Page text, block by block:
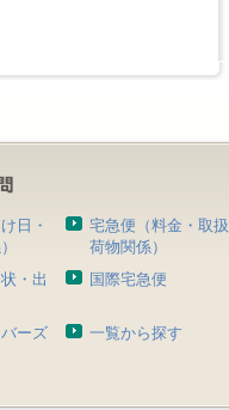
日・
宅急便（料金・取扱
荷物関係）
・出
国際宅急便
ーズ
一覧から探す